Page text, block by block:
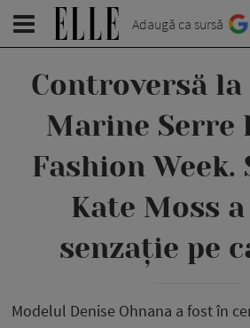
Adaugă ca sursă
Controversă
Marine Serre
Fashion Week.
Kate Moss
senzație pe
Modelul Denise Ohnana a fost în